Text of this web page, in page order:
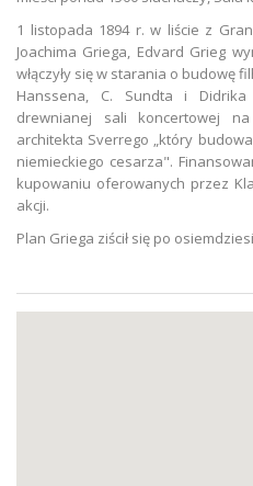
1 listopada 1894 r. w liście z
Joachima Griega, Edvard Grieg
włączyły się w starania o budowę
Hanssena, C. Sundta i Didrika
drewnianej sali koncertowej
architekta Sverrego „który
niemieckiego cesarza".
kupowaniu oferowanych przez
akcji.
Plan Griega ziścił się po